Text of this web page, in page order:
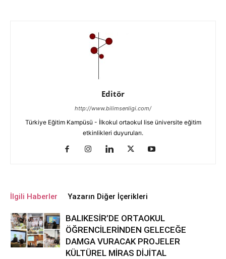
Editör
http://www.bilimsenligi.com/
Türkiye Eğitim Kampüsü - İlkokul ortaokul lise üniversite eğitim
etkinlikleri duyuruları.
İlgili Haberler Yazarın Diğer İçerikleri
BALIKESİR’DE ORTAOKUL
ÖĞRENCİLERİNDEN GELECEĞE
DAMGA VURACAK PROJELER
KÜLTÜREL MİRAS DİJİTAL